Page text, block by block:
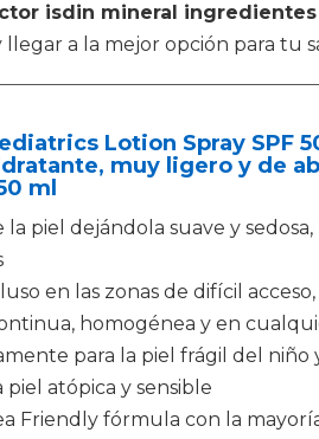
isdin mineral ingredientes
a la mejor opción para tu
Lotion Spray SPF
muy ligero y de
ml
piel dejándola suave y
en las zonas de difícil
homogénea y en
para la piel frágil del niño
atópica y sensible
Friendly fórmula con la